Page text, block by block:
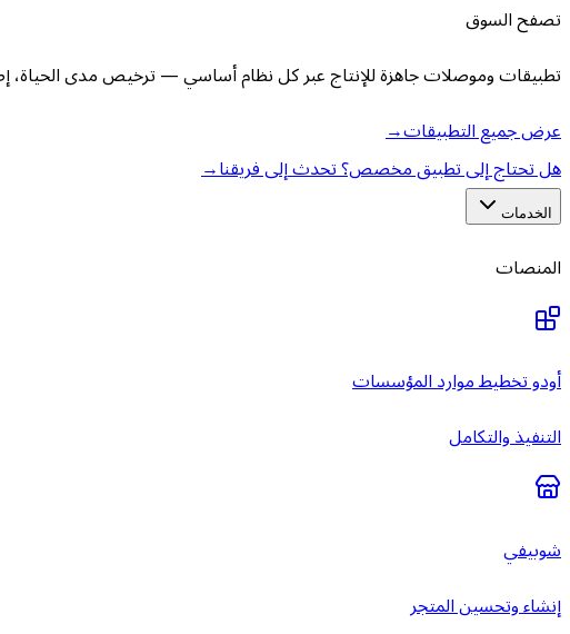
تصفح السوق
تطبيقات وموصلات جاهزة للإنتاج عبر كل نظام أساسي — ترخيص مدى الحياة،
عرض جميع التطبيقات→
هل تحتاج إلى تطبيق مخصص؟ تحدث إلى فريقنا→
الخدمات
المنصات
أودو تخطيط موارد المؤسسات
التنفيذ والتكامل
شوبيفي
إنشاء وتحسين المتجر